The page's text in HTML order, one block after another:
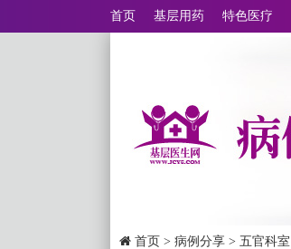
首页 基层用药 特色医疗
首页 > 病例分享 > 五官科室